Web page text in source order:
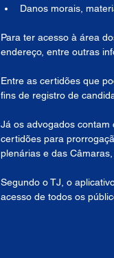
Danos morais,
Para ter acesso à área
endereço, entre outras
Entre as certidões que
fins de registro de
Já os advogados contam
certidões para
plenárias e das
Segundo o TJ, o
acesso de todos os